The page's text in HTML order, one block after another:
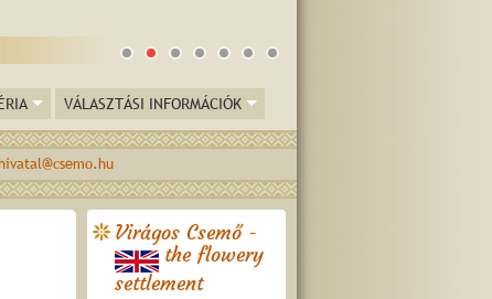
VÁLASZTÁSI INFORMÁCIÓK
hivatal@csemo.hu
Virágos Csemő -
the flowery
settlement